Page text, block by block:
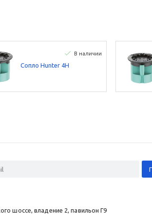
В наличии
Сопло Hunter 4H
шоссе, владение 2, павильон Г9